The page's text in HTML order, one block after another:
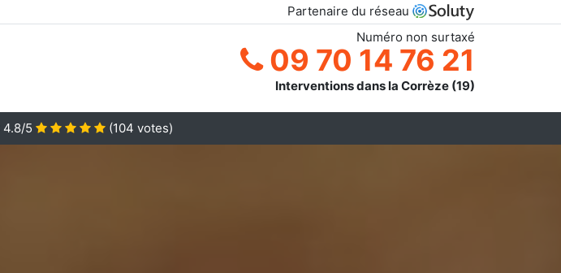
Partenaire du réseau
Numéro non surtaxé
09 70 14 76 21
Interventions dans la Corrèze (19)
4.8/5 (104 votes)